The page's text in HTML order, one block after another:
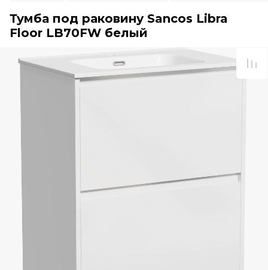
Тумба под раковину Sancos Libra
Floor LB70FW белый